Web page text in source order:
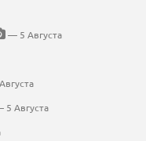
— 5 Августа
5 Августа